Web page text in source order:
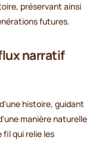
préservant ainsi
futures.
narratif
histoire, guidant
manière naturelle
qui relie les